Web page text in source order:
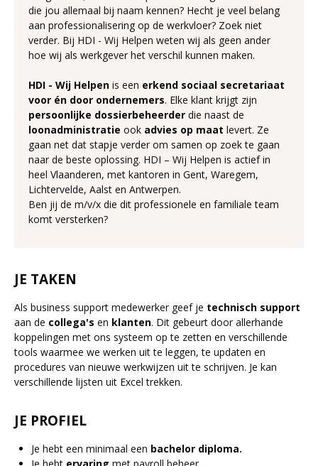
die jou allemaal bij naam kennen? Hecht je veel belang
aan professionalisering op de werkvloer? Zoek niet
verder. Bij HDI - Wij Helpen weten wij als geen ander
hoe wij als werkgever het verschil kunnen maken.
HDI - Wij Helpen is een erkend sociaal secretariaat
voor én door ondernemers. Elke klant krijgt zijn
persoonlijke dossierbeheerder die naast de
loonadministratie ook advies op maat levert. Ze
gaan net dat stapje verder om samen op zoek te gaan
naar de beste oplossing. HDI – Wij Helpen is actief in
heel Vlaanderen, met kantoren in Gent, Waregem,
Lichtervelde, Aalst en Antwerpen.
Ben jij de m/v/x die dit professionele en familiale team
komt versterken?
JE TAKEN
Als business support medewerker geef je technisch support
aan de collega's en klanten. Dit gebeurt door allerhande
koppelingen met ons systeem op te zetten en verschillende
tools waarmee we werken uit te leggen, te updaten en
procedures van nieuwe werkwijzen uit te schrijven. Je kan
verschillende lijsten uit Excel trekken.
JE PROFIEL
Je hebt een minimaal een bachelor diploma.